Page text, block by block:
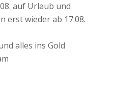
auf Urlaub und
erst wieder ab 17.08.
alles ins Gold